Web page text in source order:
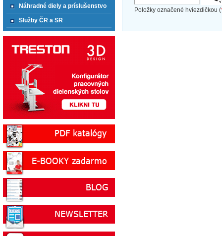
Položky označené hviezdičkou (
Náhradné diely a príslušenstvo
Služby ČR a SR